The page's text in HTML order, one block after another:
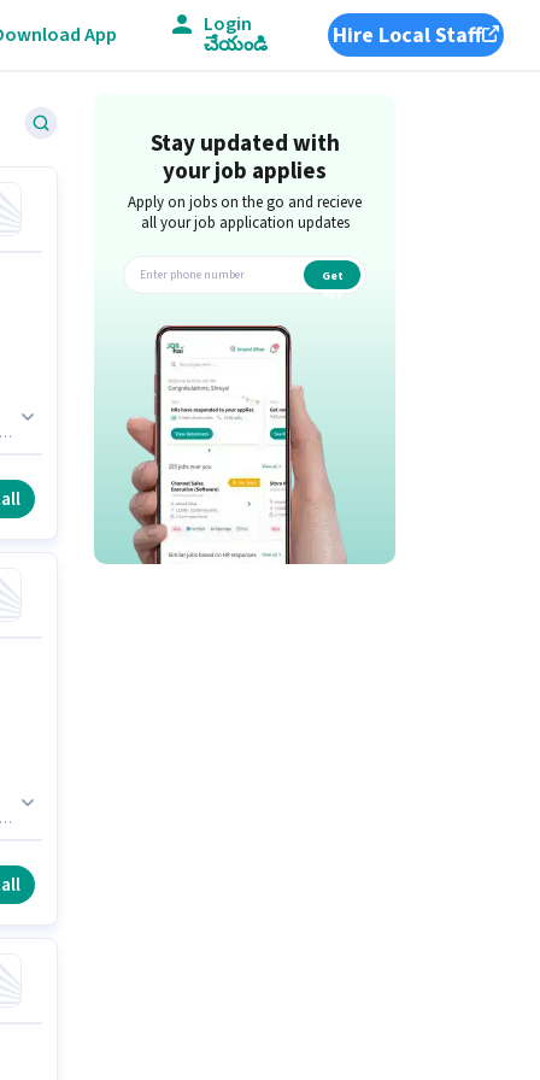
App Login
చేయండి Hire Local Staff
Stay updated with
your job applies
Apply on jobs on the go and recieve
all your job application updates
Get
app